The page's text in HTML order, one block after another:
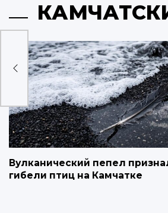
Вулканический пепел
гибели птиц на Камчатке